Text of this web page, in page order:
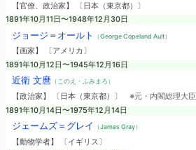
【官僚、政治家】 〔日本（東京都）〕
1891年10月11日〜1948年12月30日
ジョージ＝オールト （George Copeland Ault）
【画家】 〔アメリカ〕
1891年10月12日〜1945年12月16日
近衛 文麿 （このえ・ふみまろ）
【政治家】 〔日本（東京都）〕 ※元・内閣総理大臣
1891年10月14日〜1975年12月14日
ジェームズ＝グレイ （James Gray）
【動物学者】 〔イギリス〕